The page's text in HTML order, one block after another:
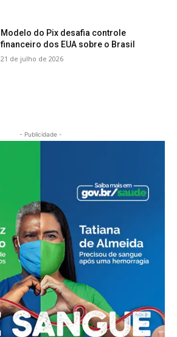
Modelo do Pix desafia controle
financeiro dos EUA sobre o Brasil
21 de julho de 2026
- Publicidade -